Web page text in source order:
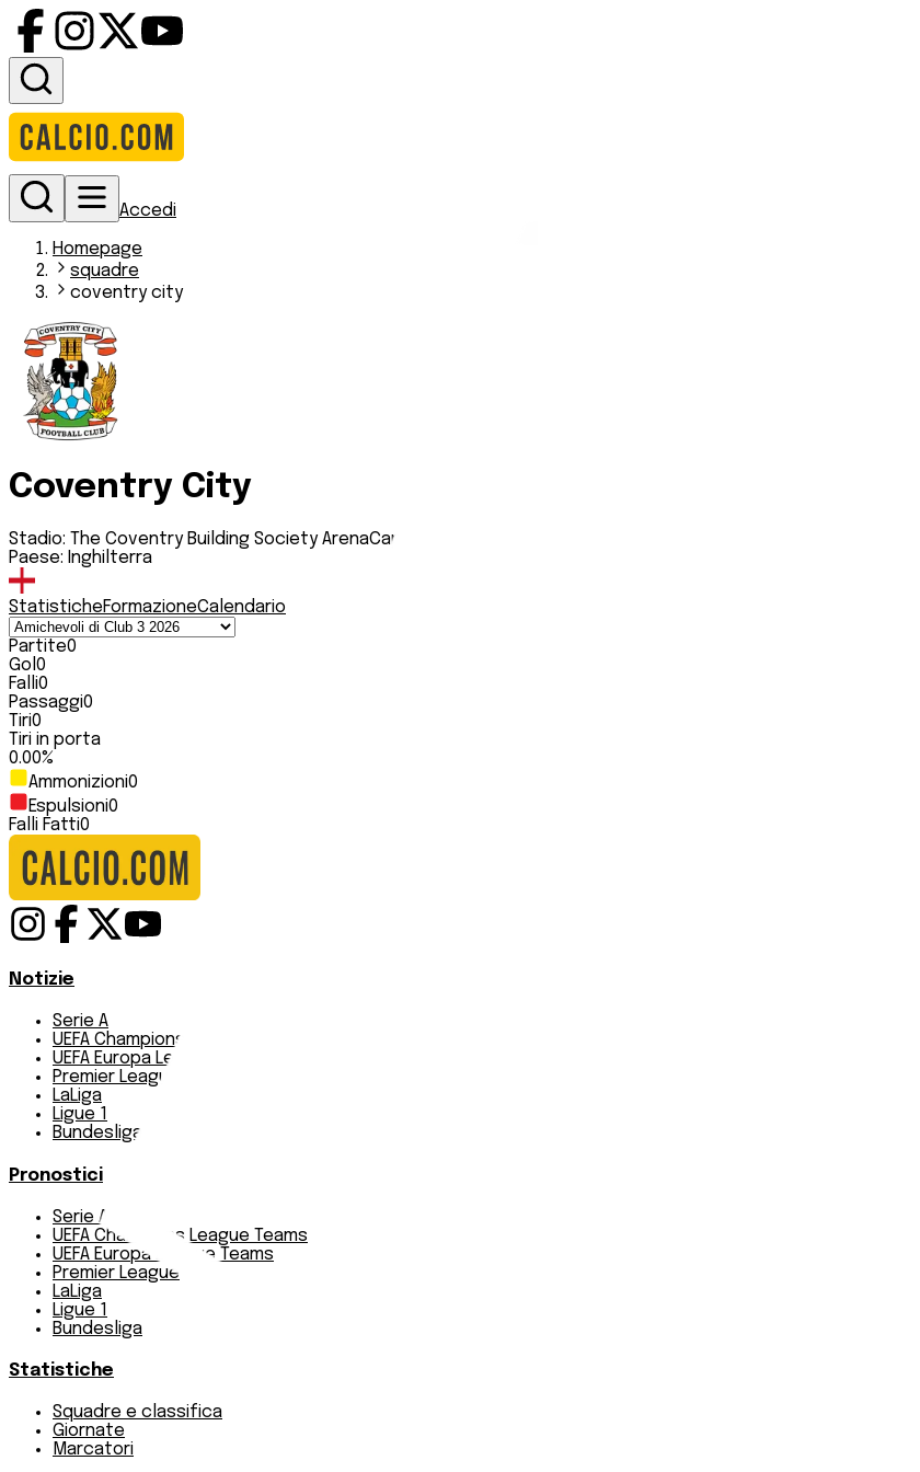
Accedi
Homepage
squadre
coventry city
Coventry City
Stadio: The Coventry Building Society ArenaCapacità:
Paese: Inghilterra
StatisticheFormazioneCalendario
Partite0
Gol 0
Falli0
Passaggi0
Tiri0
Tiri in porta
0.00%
Ammonizioni0
Espulsioni0
Falli Fatti0
Notizie
Serie A
UEFA Champions League Teams
UEFA Europa League Teams
Premier League
LaLiga
Ligue 1
Bundesliga
Pronostici
Serie A
UEFA Champions League Teams
UEFA Europa League Teams
Premier League
LaLiga
Ligue 1
Bundesliga
Statistiche
Squadre e classifica
Giornate
Marcatori